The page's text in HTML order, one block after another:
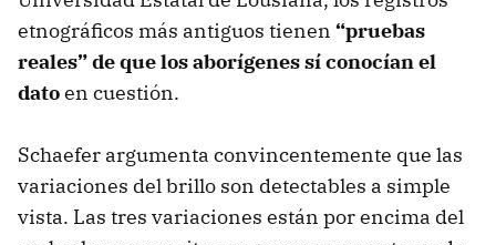
etnográficos más antiguos tienen “pruebas
reales” de que los aborígenes sí conocían el
datoen cuestión.
Schaefer argumenta convincentemente que las
variaciones del brillo son detectables a simple
vista. Las tres variaciones están por encima del